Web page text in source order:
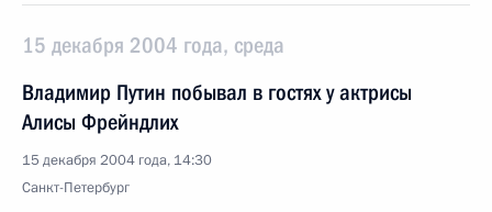
15 декабря 2004 года, среда
Владимир Путин побывал в гостях у актрисы
Алисы Фрейндлих
15 декабря 2004 года, 14:30
Санкт-Петербург